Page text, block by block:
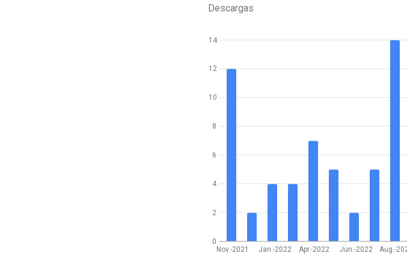
Descargas
Nov.-2021 Jan.-2022 Apr.-2022 Jun.-2022 Aug.-
0
2
4
6
8
10
12
14